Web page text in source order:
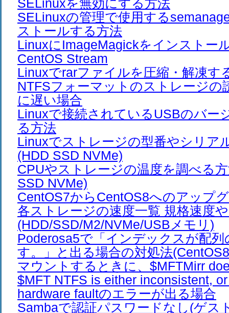
SELinuxを無効にする方法
SELinuxの管理で使用する
ストールする方法
LinuxにImageMagickをインストー
CentOS Stream
Linuxでrarファイルを圧縮・解凍す
NTFSフォーマットのストレージの
に遅い場合
Linuxで接続されているUSBのバー
る方法
Linuxでストレージの型番やシリア
(HDD SSD NVMe)
CPUやストレージの温度を調べる
SSD NVMe)
CentOS7からCentOS8へのアップ
各ストレージの速度一覧 規格速度
(HDD/SSD/M2/NVMe/USBメモリ)
Poderosa5で「インデックスが配列
す。」と出る場合の対処法
マウントするときに、$MFTMirr
$MFT NTFS is either inconsistent,
hardware faultのエラーが出る場合
Sambaで認証パスワードなし(ゲス